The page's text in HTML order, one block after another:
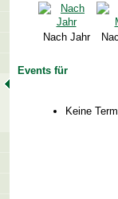
Nach Jahr
Events für
Keine